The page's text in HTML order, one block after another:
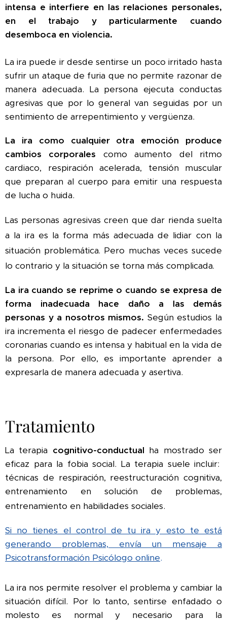
intensa e interfiere en las relaciones personales,
en el trabajo y particularmente cuando
desemboca en violencia.
La ira puede ir desde sentirse un poco irritado hasta
sufrir un ataque de furia que no permite razonar de
manera adecuada. La persona ejecuta conductas
agresivas que por lo general van seguidas por un
sentimiento de arrepentimiento y vergüenza.
La ira como cualquier otra emoción produce
cambios corporales como aumento del ritmo
cardiaco, respiración acelerada, tensión muscular
que preparan al cuerpo para emitir una respuesta
de lucha o huida.
Las personas agresivas creen que dar rienda suelta
a la ira es la forma más adecuada de lidiar con la
situación problemática. Pero muchas veces sucede
lo contrario y la situación se torna más complicada.
La ira cuando se reprime o cuando se expresa de
forma inadecuada hace daño a las demás
personas y a nosotros mismos. Según estudios la
ira incrementa el riesgo de padecer enfermedades
coronarias cuando es intensa y habitual en la vida de
la persona. Por ello, es importante aprender a
expresarla de manera adecuada y asertiva.
Tratamiento
La terapia cognitivo-conductual ha mostrado ser
eficaz para la fobia social. La terapia suele incluir:
técnicas de respiración, reestructuración cognitiva,
entrenamiento en solución de problemas,
entrenamiento en habilidades sociales.
Si no tienes el control de tu ira y esto te está
generando problemas, envía un mensaje a
Psicotransformación Psicólogo online.
La ira nos permite resolver el problema y cambiar la
situación difícil. Por lo tanto, sentirse enfadado o
molesto es normal y necesario para la